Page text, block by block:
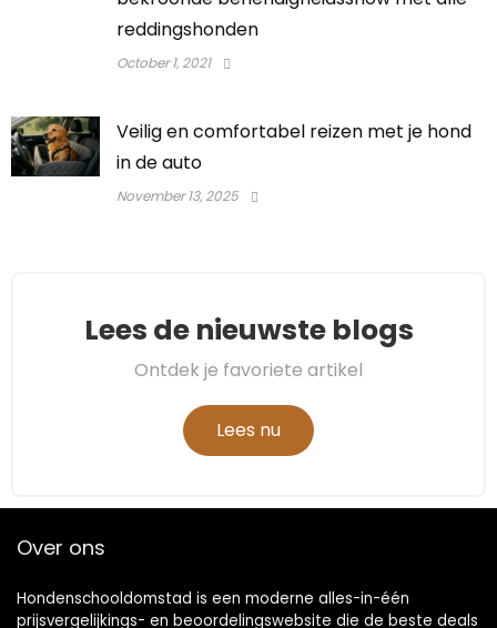
reddingshonden
October 1, 2021
Veilig en comfortabel reizen met je hond
in de auto
November 13, 2025
Lees de nieuwste blogs
Ontdek je favoriete artikel
Lees nu
Over ons
Hondenschooldomstad is een moderne alles-in-één
prijsvergelijkings- en beoordelingswebsite die de beste deals